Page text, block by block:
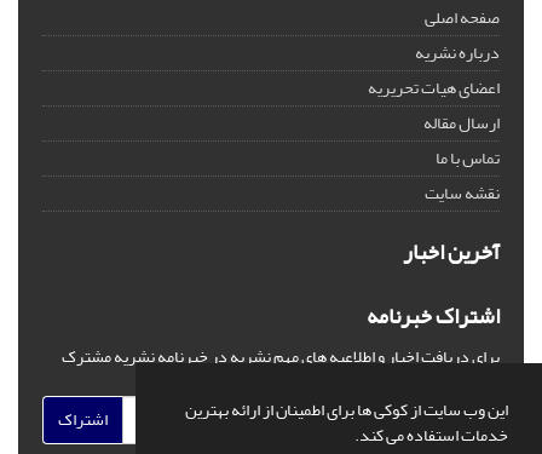
این وب سایت از کوکی ها برای اطمینان از ارائه بهترین
خدمات استفاده می کند.
صفحه اصلی
درباره نشریه
اعضای هیات تحریریه
ارسال مقاله
تماس با ما
نقشه سایت
آخرین اخبار
اشتراک خبرنامه
برای دریافت اخبار و اطلاعیه های مهم نشریه در خبرنامه نشریه مشترک
اشتراک